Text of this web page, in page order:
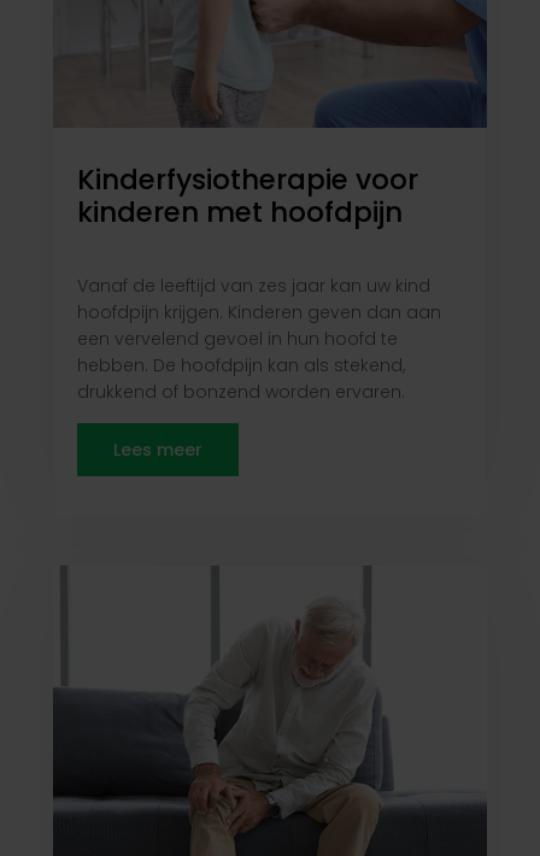
Kinderfysiotherapie voor
kinderen met hoofdpijn
Vanaf de leeftijd van zes jaar kan uw kind
hoofdpijn krijgen. Kinderen geven dan aan
een vervelend gevoel in hun hoofd te
hebben. De hoofdpijn kan als stekend,
drukkend of bonzend worden ervaren.
Lees meer